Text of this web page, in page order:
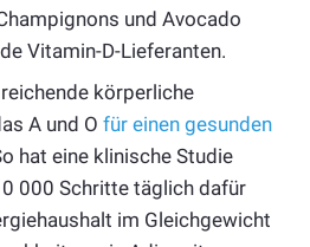
und Avocado
Vitamin-D-Lieferanten.
körperliche
A und O für einen gesunden
hat eine klinische Studie
000 Schritte täglich dafür
im Gleichgewicht